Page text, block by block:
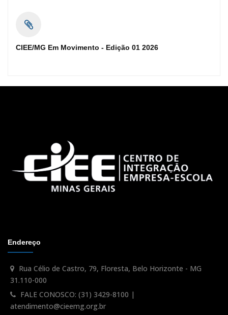
CIEE/MG Em Movimento - Edição 01 2026
Endereço
Rua Célio de Castro, 79, Floresta, Belo Horizonte - MG
31.110-000
FALE CONOSCO: (31) 3429-8100 |
atendimento@cieemg.org.br